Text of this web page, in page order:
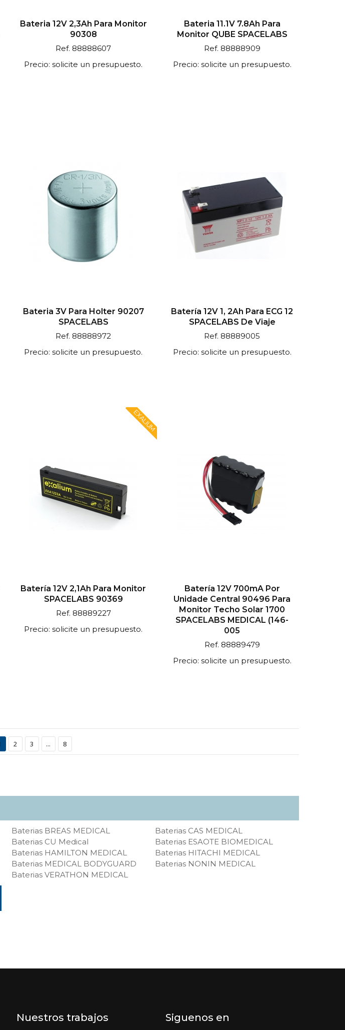
Bateria 12V 2,3Ah Para Monitor
90308
Ref. 88888607
Precio: solicite un presupuesto.
Bateria 11.1V 7.8Ah Para
Monitor QUBE SPACELABS
Ref. 88888909
Precio: solicite un presupuesto.
Bateria 3V Para Holter 90207
SPACELABS
Ref. 88888972
Precio: solicite un presupuesto.
Batería 12V 1, 2Ah Para ECG 12
SPACELABS De Viaje
Ref. 88889005
Precio: solicite un presupuesto.
EXALIUM
Batería 12V 2,1Ah Para Monitor
SPACELABS 90369
Ref. 88889227
Precio: solicite un presupuesto.
Batería 12V 700mA Por
Unidade Central 90496 Para
Monitor Techo Solar 1700
SPACELABS MEDICAL (146-
005
Ref. 88889479
Precio: solicite un presupuesto.
2 3 ... 8
Baterias BREAS MEDICAL
Baterias CAS MEDICAL
Baterias CU Medical
Baterias ESAOTE BIOMEDICAL
Baterias HAMILTON MEDICAL
Baterias HITACHI MEDICAL
Baterias MEDICAL BODYGUARD
Baterias NONIN MEDICAL
Baterias VERATHON MEDICAL
Nuestros trabajos Siguenos en